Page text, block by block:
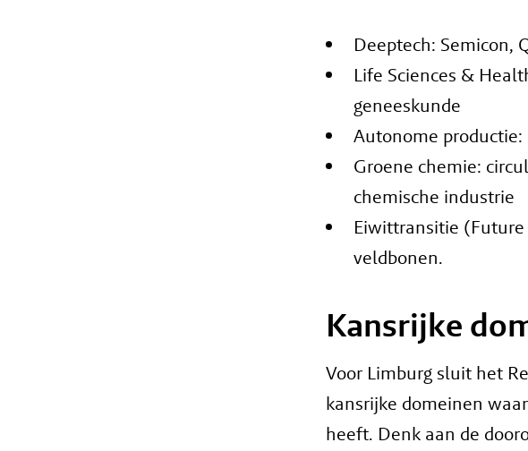
Deeptech: Semicon,
Life Sciences &
geneeskunde
Autonome
Groene chemie:
chemische industrie
Eiwittransitie
veldbonen.
Kansrijke
Voor Limburg sluit het
kansrijke domeinen
heeft. Denk aan de